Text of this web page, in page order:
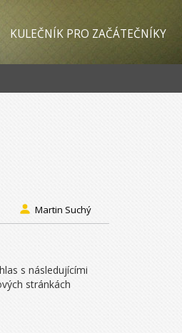
KULEČNÍK PRO ZAČÁTEČNÍKY
Martin Suchý
s následujícími
stránkách